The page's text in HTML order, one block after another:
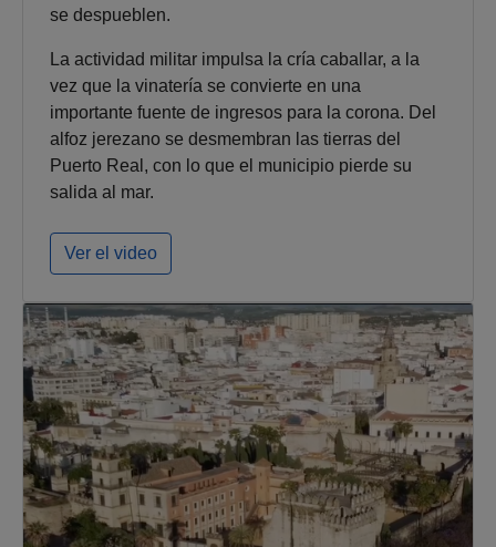
se despueblen.
La actividad militar impulsa la cría caballar, a la
vez que la vinatería se convierte en una
importante fuente de ingresos para la corona. Del
alfoz jerezano se desmembran las tierras del
Puerto Real, con lo que el municipio pierde su
salida al mar.
Ver el video